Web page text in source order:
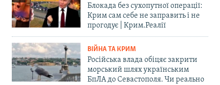
Блокада без сухопутної операції:
Крим сам себе не заправить і не
прогодує | Крим.Реалії
ВІЙНА ТА КРИМ
Російська влада обіцяє закрити
морський шлях українським
БпЛА до Севастополя. Чи реально